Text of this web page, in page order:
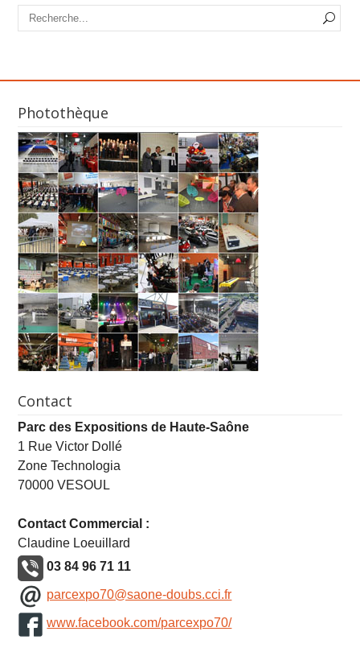
Photothèque
Contact
Parc des Expositions de Haute-Saône
1 Rue Victor Dollé
Zone Technologia
70000 VESOUL
Contact Commercial :
Claudine Loeuillard
03 84 96 71 11
parcexpo70@saone-doubs.cci.fr
www.facebook.com/parcexpo70/